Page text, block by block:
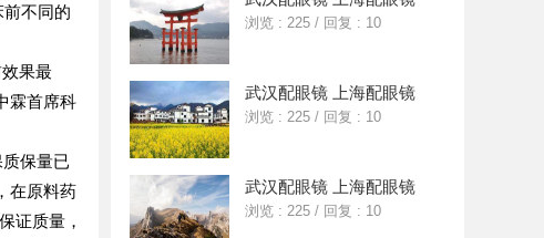
不同的
果最
霖首席科
保量已
在原料药
证质量，
浏览 : 225 / 回复 : 10
武汉配眼镜 上海配眼镜
浏览 : 225 / 回复 : 10
武汉配眼镜 上海配眼镜
浏览 : 225 / 回复 : 10